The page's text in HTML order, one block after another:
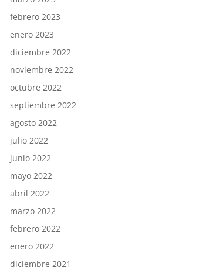
febrero 2023
enero 2023
diciembre 2022
noviembre 2022
octubre 2022
septiembre 2022
agosto 2022
julio 2022
junio 2022
mayo 2022
abril 2022
marzo 2022
febrero 2022
enero 2022
diciembre 2021